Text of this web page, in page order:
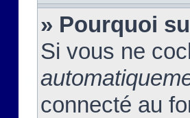
» Pourquoi
Si vous ne
connecté au